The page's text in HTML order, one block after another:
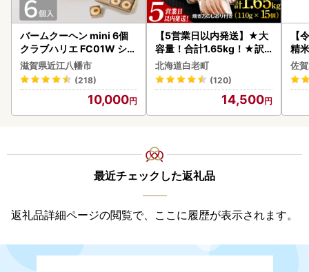
バームクーヘン mini 6個
クラブハリエ FC01W シェ
アボックス バウムクーヘ
ン
滋賀県近江八幡市
(218)
10,000
【5営業日以内発送】★大
容量！合計1.65kg！★訳
あり・牛の里ビーフハンバ
ーグ(110ｇ5枚入）×3 AG
058
北海道白老町
(120)
14,500
【
精
佐
最近チェックした返礼品
返礼品詳細ページの閲覧で、ここに履歴が表示されます。